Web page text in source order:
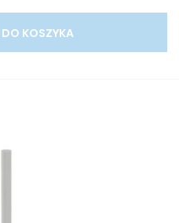
KOSZYKA